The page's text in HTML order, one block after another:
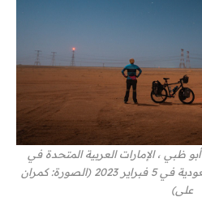
ظبي ، الإمارات العربية المتحدة في
طريقه إلى المملكة العربية السعودية في 5 فبراير 2023 (الصورة: كمران
علي)